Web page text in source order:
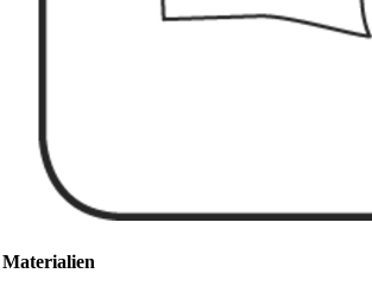
Materialien